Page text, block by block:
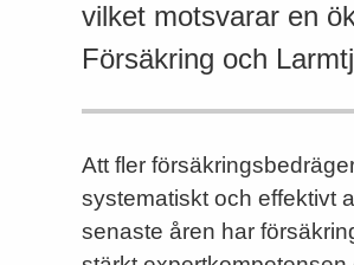
vilket motsvarar en
Försäkring och
Att fler
systematiskt och effektivt
senaste åren har